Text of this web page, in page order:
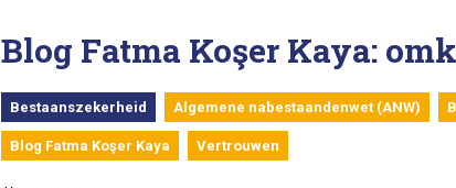
Blog Fatma Koşer Kaya:
Bestaanszekerheid Algemene nabestaandenwet (ANW)
Blog Fatma Koşer Kaya Vertrouwen